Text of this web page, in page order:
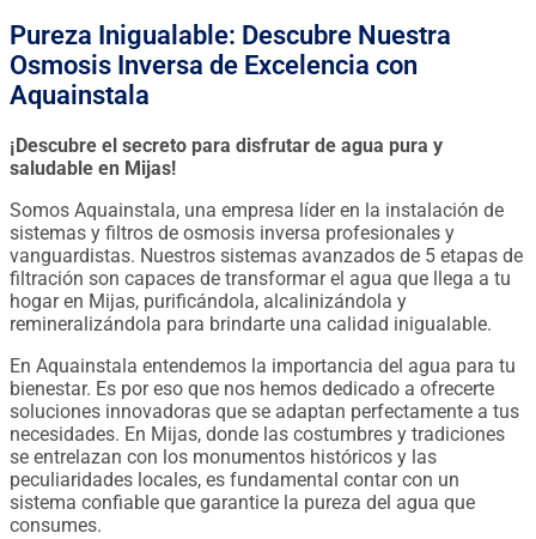
Pureza Inigualable: Descubre Nuestra
Osmosis Inversa de Excelencia con
Aquainstala
¡Descubre el secreto para disfrutar de agua pura y
saludable en Mijas!
Somos Aquainstala, una empresa líder en la instalación de
sistemas y filtros de osmosis inversa profesionales y
vanguardistas. Nuestros sistemas avanzados de 5 etapas de
filtración son capaces de transformar el agua que llega a tu
hogar en Mijas, purificándola, alcalinizándola y
remineralizándola para brindarte una calidad inigualable.
En Aquainstala entendemos la importancia del agua para tu
bienestar. Es por eso que nos hemos dedicado a ofrecerte
soluciones innovadoras que se adaptan perfectamente a tus
necesidades. En Mijas, donde las costumbres y tradiciones
se entrelazan con los monumentos históricos y las
peculiaridades locales, es fundamental contar con un
sistema confiable que garantice la pureza del agua que
consumes.